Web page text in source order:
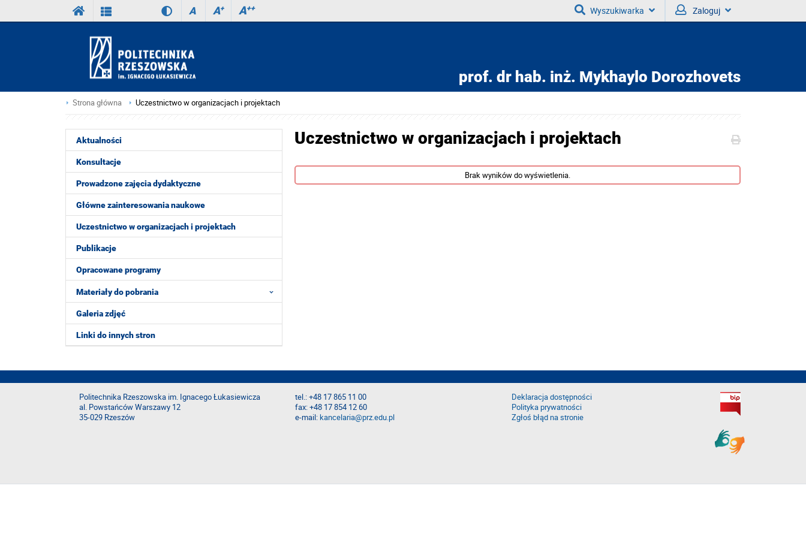
A A+ A++ Wyszukiwarka Zaloguj
prof. dr hab. inż. Mykhaylo Dorozhovets
Strona główna Uczestnictwo w organizacjach i projektach
Aktualności
Konsultacje
Prowadzone zajęcia dydaktyczne
Główne zainteresowania naukowe
Uczestnictwo w organizacjach i projektach
Publikacje
Opracowane programy
Materiały do pobrania
Galeria zdjęć
Linki do innych stron
Uczestnictwo w organizacjach i projektach
Brak wyników do wyświetlenia.
Politechnika Rzeszowska im. Ignacego Łukasiewicza
al. Powstańców Warszawy 12
35-029 Rzeszów
tel.: +48 17 865 11 00
fax: +48 17 854 12 60
e-mail:kancelaria@prz.edu.pl
Deklaracja dostępności
Polityka prywatności
Zgłoś błąd na stronie